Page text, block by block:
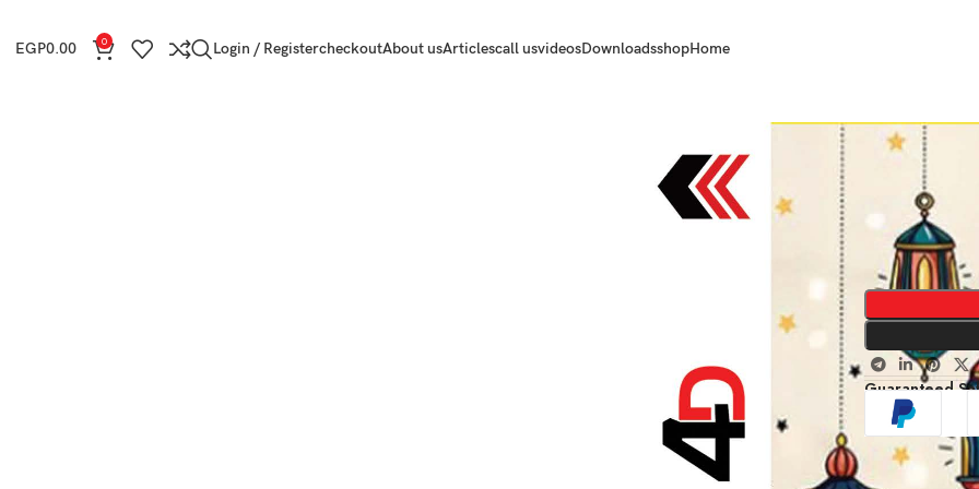
Home
shop
Downloads
videos
call us
Articles
About us
checkout
Login / Register
0
EGP0.00
Guaranteed